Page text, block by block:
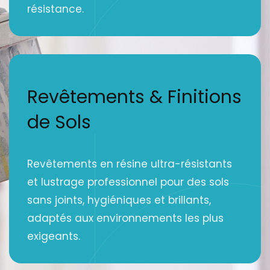
résistance.
Revêtements & Finitions
de Sols
Revêtements en résine ultra-résistants
et lustrage professionnel pour des sols
sans joints, hygiéniques et brillants,
adaptés aux environnements les plus
exigeants.